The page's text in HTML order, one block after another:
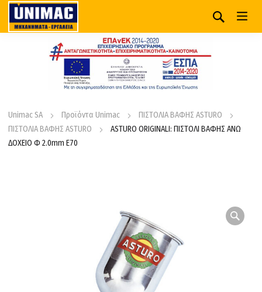
Unimac SA Προϊόντα Unimac
ΠΙΣΤΟΛΙΑ ΒΑΦΗΣ ASTURO
ΠΙΣΤΟΛΙΑ ΒΑΦΗΣ ASTURO
ASTURO ORIGINALI: ΠΙΣΤΟΛΙ ΒΑΦΗΣ ΑΝΩ
ΔΟΧΕΙΟ Φ 2.0mm E70